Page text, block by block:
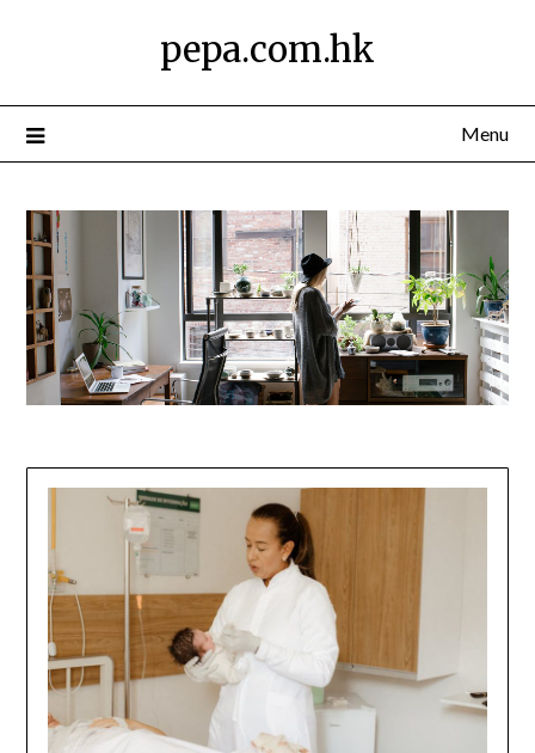
pepa.com.hk
Menu